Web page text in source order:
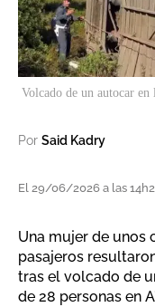
Volcado de un autocar
Por Said Kadry
El 29/06/2026 a las
Una mujer de unos
pasajeros
tras el volcado de
de 28 personas en